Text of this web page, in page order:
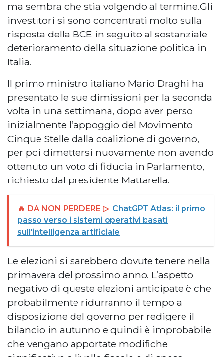
ma sembra che stia volgendo al termine.Gli
investitori si sono concentrati molto sulla
risposta della BCE in seguito al sostanziale
deterioramento della situazione politica in
Italia.
Il primo ministro italiano Mario Draghi ha
presentato le sue dimissioni per la seconda
volta in una settimana, dopo aver perso
inizialmente l’appoggio del Movimento
Cinque Stelle dalla coalizione di governo,
per poi dimettersi nuovamente non avendo
ottenuto un voto di fiducia in Parlamento,
richiesto dal presidente Mattarella.
🔥 DA NON PERDERE ▷ ChatGPT Atlas: il primo
passo verso i sistemi operativi basati
sull'intelligenza artificiale
Le elezioni si sarebbero dovute tenere nella
primavera del prossimo anno. L’aspetto
negativo di queste elezioni anticipate è che
probabilmente ridurranno il tempo a
disposizione del governo per redigere il
bilancio in autunno e quindi è improbabile
che vengano apportate modifiche